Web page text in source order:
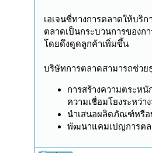
เอเจนซี่ทางการตลาดให้บริ
ตลาดเป็นกระบวนการของก
โดยดึงดูดลูกค้าเพิ่มขึ้น
บริษัทการตลาดสามารถช่วย
การสร้างความตระห
ความเชื่อมโยงระหว่า
นำเสนอผลิตภัณฑ์หรือ
พัฒนาแคมเปญการต